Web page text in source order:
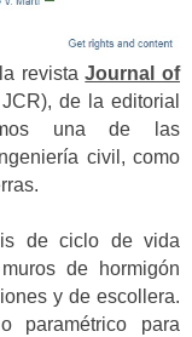
revistaJournal of
de la editorial
una de las
civil, como
de ciclo de vida
de hormigón
y de escollera.
paramétrico para